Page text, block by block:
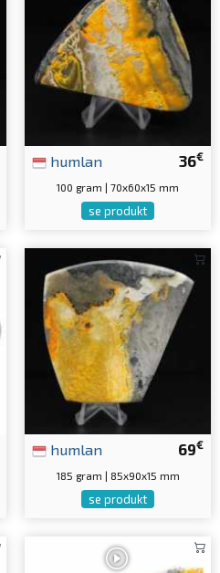
36€
humlan
100 gram | 70x60x15 mm
se produkt
69€
humlan
185 gram | 85x90x15 mm
se produkt